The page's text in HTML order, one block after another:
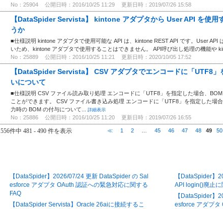
No：25904 公開日時：2016/10/25 11:29 更新日時：2019/07/26 15:58
【DataSpider Servista】 kintone アダプタから User API を使用
うか
■仕様説明 kintone アダプタで使用可能な API は、kintone REST API です。User API
いため、kintone アダプタで使用することはできません。 API呼び出し処理の機能や
No：25889 公開日時：2016/10/25 11:21 更新日時：2020/10/05 17:52
【DataSpider Servista】 CSV アダプタでエンコードに「UTF8」
いについて
■仕様説明 CSV ファイル読み取り処理 エンコードに「UTF8」を指定した場合、
ことができます。 CSV ファイル書き込み処理 エンコードに「UTF8」を指定した場
力時の BOM の付与について...
詳細表示
No：25886 公開日時：2016/10/25 11:20 更新日時：2019/07/26 16:55
556件中 481 - 490 件を表示 ≪ 1 2 45 46 47 48 49 50
【DataSpider】2026/07/24 更新 DataSpider の Sal
esforce アダプタ OAuth 認証への緊急対応に関する
FAQ
【DataSpider Servista】Oracle 26aiに接続するこ
【DataSpider】
API login()廃止に
【DataSpider】
esforce アダプタ